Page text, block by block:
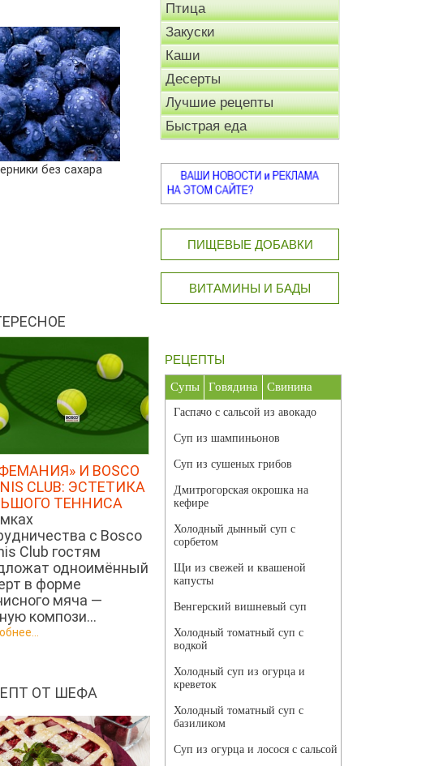
без сахара
И BOSCO
CLUB: ЭСТЕТИКА
ТЕННИСА
с Bosco
Club гостям
одноимённый
в форме
мяча —
компози...
ОТ ШЕФА
Птица
Закуски
Каши
Десерты
Лучшие рецепты
Быстрая еда
ПИЩЕВЫЕ ДОБАВКИ
ВИТАМИНЫ И БАДЫ
РЕЦЕПТЫ
Супы Говядина Свинина
Гаспачо с сальсой из авокадо
Суп из шампиньонов
Суп из сушеных грибов
Дмитрогорская окрошка на
кефире
Холодный дынный суп с
сорбетом
Щи из свежей и квашеной
капусты
Венгерский вишневый суп
Холодный томатный суп с
водкой
Холодный суп из огурца и
креветок
Холодный томатный суп с
базиликом
Суп из огурца и лосося с сальсой